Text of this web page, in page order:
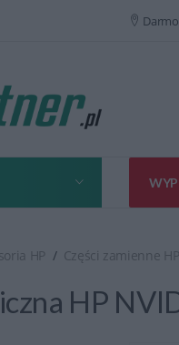
HP Części zamienne HP
HP